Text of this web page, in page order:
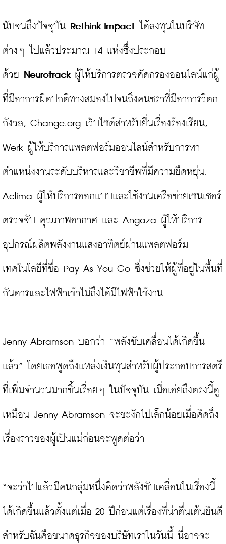
นับจนถึงปัจจุบัน Rethink Impact ได้ลงทุนในบริษัท
ต่างๆ ไปแล้วประมาณ 14 แห่งซึ่งประกอบ
ด้วย Neurotrack ผู้ให้บริการตรวจคัดกรองออนไลน์แก่ผู้
ที่มีอาการผิดปกติทางสมองไปจนถึงคนชราที่มีอาการวิตก
กังวล, Change.org เว็บไซต์สำหรับยื่นเรื่องร้องเรียน,
Werk ผู้ให้บริการแพลตฟอร์มออนไลน์สำหรับการหา
ตำแหน่งงานระดับบริหารและวิชาชีพที่มีความยืดหยุ่น,
Aclima ผู้ให้บริการออกแบบและใช้งานเครือข่ายเซนเซอร์
ตรวจจับ คุณภาพอากาศ และ Angaza ผู้ให้บริการ
อุปกรณ์ผลิตพลังงานแสงอาทิตย์ผ่านแพลตฟอร์ม
เทคโนโลยีที่ชื่อ Pay-As-You-Go ซึ่งช่วยให้ผู้ที่อยู่ในพื้นที่
กันดารและไฟฟ้าเข้าไม่ถึงได้มีไฟฟ้าใช้งาน
Jenny Abramson บอกว่า “พลังขับเคลื่อนได้เกิดขึ้น
แล้ว” โดยเธอพูดถึงแหล่งเงินทุนสำหรับผู้ประกอบการสตรี
ที่เพิ่มจำนวนมากขึ้นเรื่อยๆ ในปัจจุบัน เมื่อเอ่ยถึงตรงนี้ดู
เหมือน Jenny Abramson จะชะงักไปเล็กน้อยเมื่อคิดถึง
เรื่องราวของผู้เป็นแม่ก่อนจะพูดต่อว่า
“จะว่าไปแล้วมีคนกลุ่มหนึ่งคิดว่าพลังขับเคลื่อนในเรื่องนี้
ได้เกิดขึ้นแล้วตั้งแต่เมื่อ 20 ปีก่อนแต่เรื่องที่น่าตื่นเต้นยินดี
สำหรับฉันคือขนาดธุรกิจของบริษัทเราในวันนี้ นี่อาจจะ